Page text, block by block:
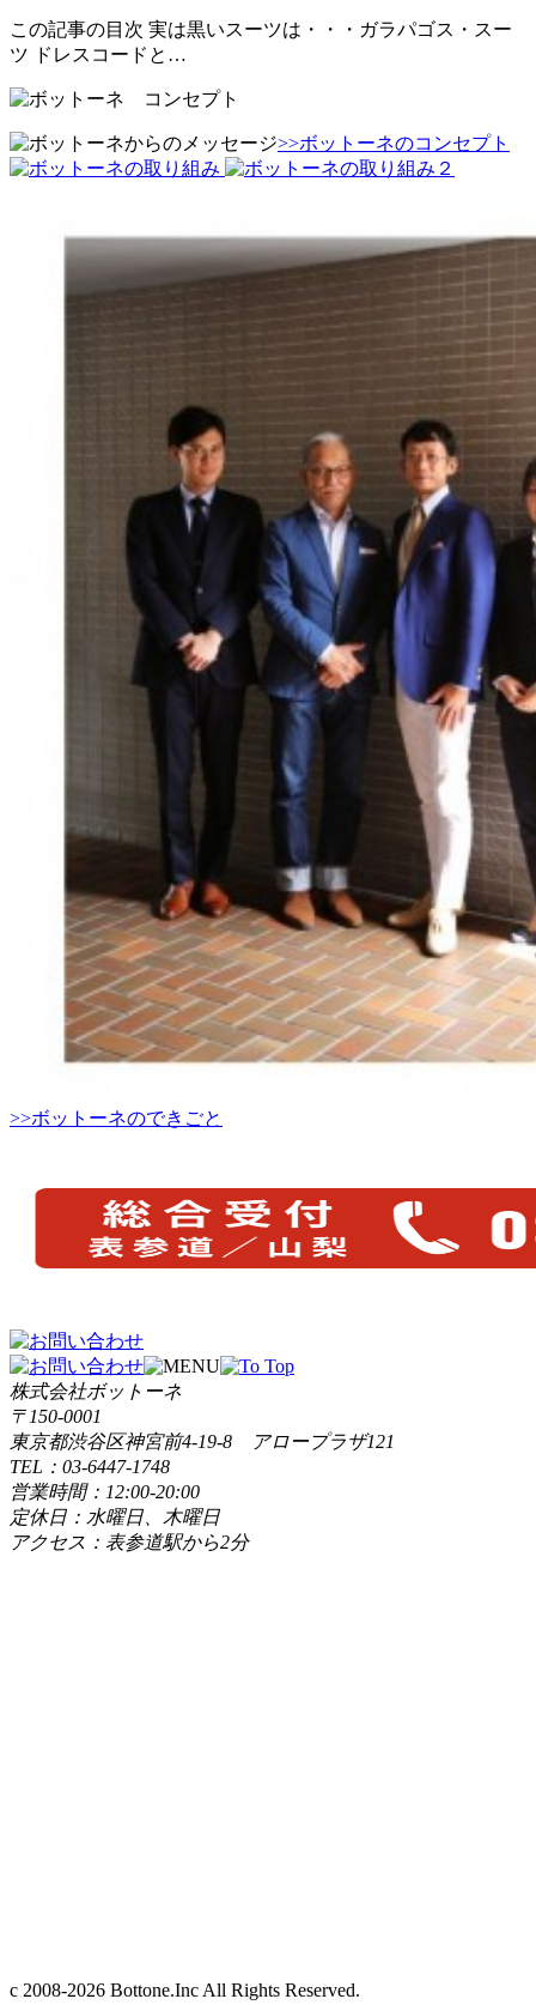
この記事の目次 実は黒いスーツは・・・ガラパゴス・スー
ツ ドレスコードと…
>>ボットーネのコンセプト
>>ボットーネのできごと
株式会社ボットーネ
〒150-0001
東京都渋谷区神宮前4-19-8 アロープラザ121
TEL：03-6447-1748
営業時間：12:00-20:00
定休日：水曜日、木曜日
アクセス：表参道駅から2分
c 2008-2026 Bottone.Inc All Rights Reserved.